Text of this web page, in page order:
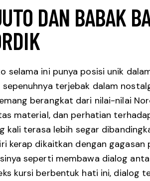
DAN BABAK
selama ini punya posisi unik
terjebak dalam
berangkat dari nilai-nilai
material, dan perhatian
kali terasa lebih segar
kerap dikaitkan dengan
seperti membawa dialog
kursi berbentuk hati ini, dialog